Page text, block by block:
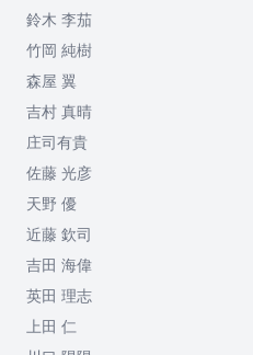
鈴木 李茄
竹岡 純樹
森屋 翼
吉村 真晴
庄司有貴
佐藤 光彦
天野 優
近藤 欽司
吉田 海偉
英田 理志
上田 仁